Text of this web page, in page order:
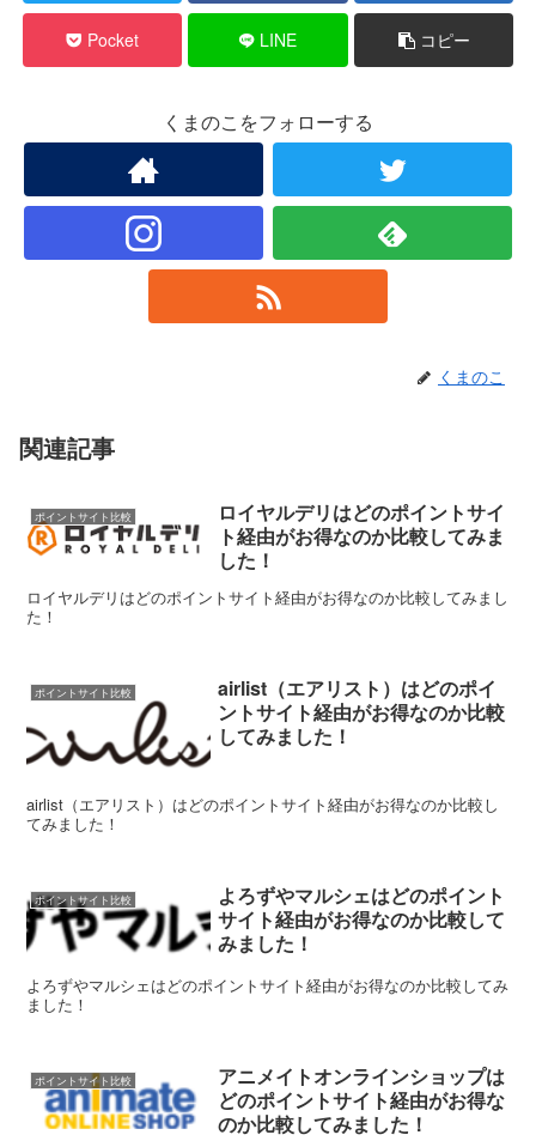
Pocket LINE コピー
くまのこをフォローする
くまのこ
関連記事
ポイントサイト比較
ロイヤルデリはどのポイントサイ
ト経由がお得なのか比較してみま
した！
ロイヤルデリはどのポイントサイト経由がお得なのか比較してみまし
た！
ポイントサイト比較
airlist（エアリスト）はどのポイ
ントサイト経由がお得なのか比較
してみました！
airlist（エアリスト）はどのポイントサイト経由がお得なのか比較し
てみました！
ポイントサイト比較
よろずやマルシェはどのポイント
サイト経由がお得なのか比較して
みました！
よろずやマルシェはどのポイントサイト経由がお得なのか比較してみ
ました！
ポイントサイト比較
アニメイトオンラインショップは
どのポイントサイト経由がお得な
のか比較してみました！